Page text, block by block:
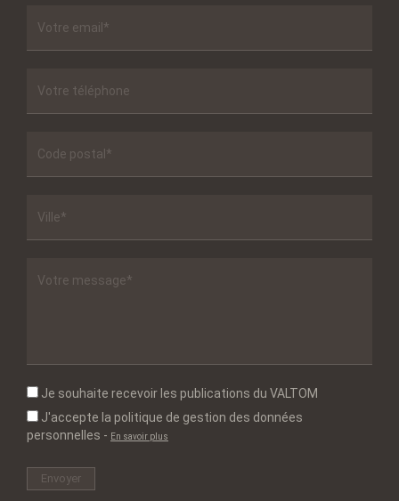
Je souhaite recevoir les publications du VALTOM
J'accepte la politique de gestion des données
personnelles - En savoir plus